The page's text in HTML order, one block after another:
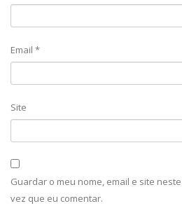
Email *
Site
Guardar o meu nome, email e site
vez que eu comentar.